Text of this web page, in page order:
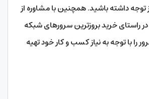
توجه داشته باشید. همچنین با مشاوره از
در راستای خرید بروزترین سرورهای شبکه
را با توجه به نیاز کسب و کار خود تهیه